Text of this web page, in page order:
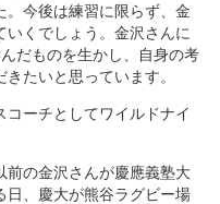
。今後は練習に限らず、金
くでしょう。金沢さんに
だものを生かし、自身の考
たいと思っています。
ーチとしてワイルドナイ
の金沢さんが慶應義塾大
日、慶大が熊谷ラグビー場